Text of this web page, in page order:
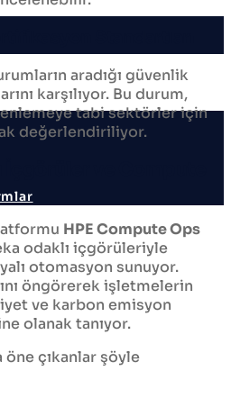
Standartları
aradığı güvenlik
karşılıyor. Bu durum,
tabi sektörler için
değerlendiriliyor.
İçgörüler ve Compute
HPE Compute Ops
odaklı içgörüleriyle
otomasyon sunuyor.
öngörerek işletmelerin
ve karbon emisyon
olanak tanıyor.
öne çıkanlar şöyle